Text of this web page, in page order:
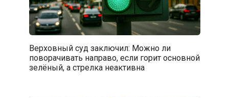
Верховный суд заключил: Можно ли
поворачивать направо, если горит основной
зелёный, а стрелка неактивна